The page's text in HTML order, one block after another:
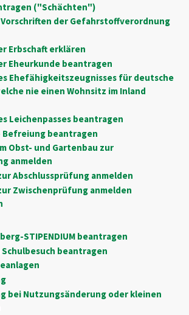
("Schächten")
Vorschriften der Gefahrstoffverordnung
Erbschaft erklären
Eheurkunde beantragen
Ehefähigkeitszeugnisses für deutsche
nie einen Wohnsitz im Inland
Leichenpasses beantragen
beantragen
Obst- und Gartenbau zur
anmelden
Abschlussprüfung anmelden
Zwischenprüfung anmelden
STIPENDIUM beantragen
beantragen
bei Nutzungsänderung oder kleinen